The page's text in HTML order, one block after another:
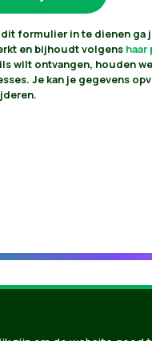
formulier in te dienen ga
en bijhoudt volgens haar
wilt ontvangen, houden
Je kan je gegevens